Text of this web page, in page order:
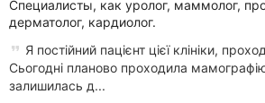
Ивано-
Франковск
Специалисты, как уролог, маммолог,
дерматолог, кардиолог.
Я постійний пацієнт цієї клініки,
Сьогодні планово проходила мамографію
залишилась д...